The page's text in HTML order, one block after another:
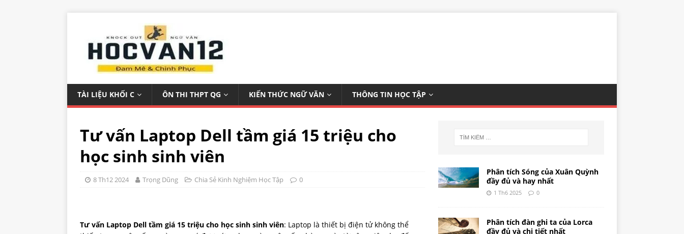
TÀI LIỆU KHỐI C ÔN THI THPT QG KIẾN THỨC NGỮ VĂN THÔNG TIN HỌC TẬP
Tư vấn Laptop Dell tầm giá 15 triệu cho
học sinh sinh viên
8 Th12 2024 Trọng Dũng Chia Sẻ Kinh Nghiệm Học Tập 0
Tư vấn Laptop Dell tầm giá 15 triệu cho học sinh sinh viên: Laptop là thiết bị điện tử không thể
Phân tích Sóng của Xuân Quỳnh
đầy đủ và hay nhất
1 Th6 2025 0
Phân tích đàn ghi ta của Lorca
đầy đủ và chi tiết nhất